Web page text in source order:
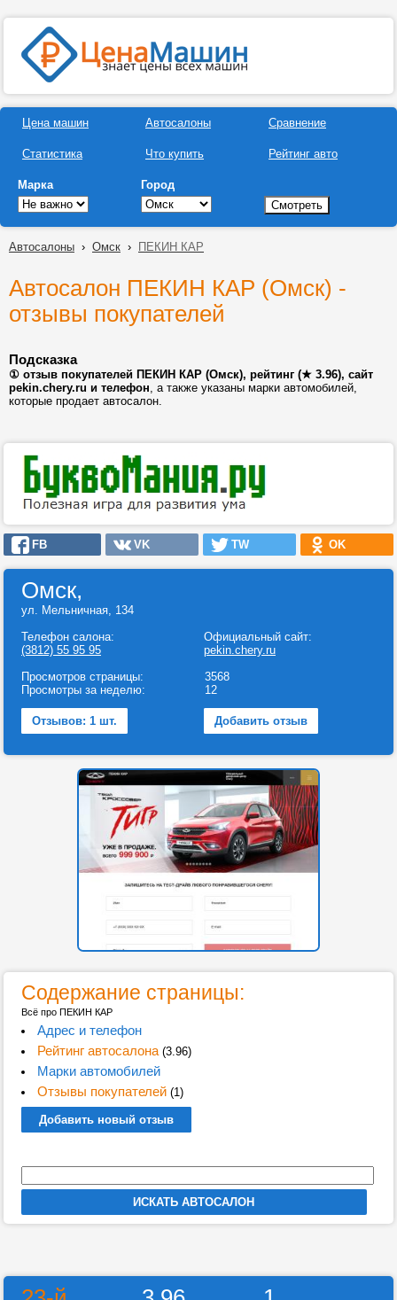
Цена машин
Статистика
Автосалоны
Что купить
Сравнение
Рейтинг авто
Марка Город
Автосалоны › Омск › ПЕКИН КАР
Автосалон ПЕКИН КАР (Омск) -
отзывы покупателей
Подсказка
① отзыв покупателей ПЕКИН КАР (Омск), рейтинг (★ 3.96), сайт
pekin.chery.ru и телефон, а также указаны марки автомобилей,
которые продает автосалон.
FB VK TW OK
Омск,
ул. Мельничная, 134
Телефон салона:
(3812) 55 95 95
Официальный сайт:
pekin.chery.ru
Просмотров страницы:
Просмотры за неделю:
3568
12
Отзывов: 1 шт. Добавить отзыв
Содержание страницы:
Всё про ПЕКИН КАР
Адрес и телефон
Рейтинг автосалона(3.96)
Марки автомобилей
Отзывы покупателей(1)
Добавить новый отзыв